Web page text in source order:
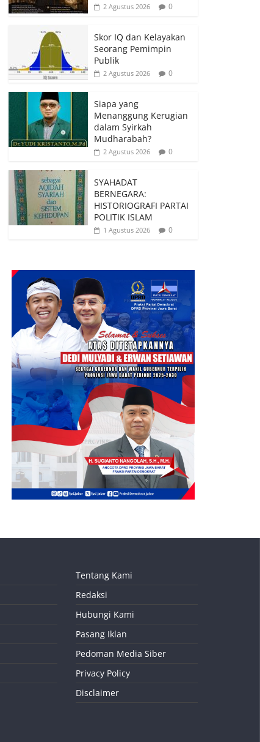
2 Agustus 2026 0
Skor IQ dan Kelayakan
Seorang Pemimpin
Publik
2 Agustus 2026 0
Siapa yang
Menanggung Kerugian
dalam Syirkah
Mudharabah?
2 Agustus 2026 0
SYAHADAT
BERNEGARA:
HISTORIOGRAFI PARTAI
POLITIK ISLAM
1 Agustus 2026 0
Tentang Kami
Redaksi
Hubungi Kami
Pasang Iklan
Pedoman Media Siber
Privacy Policy
Disclaimer